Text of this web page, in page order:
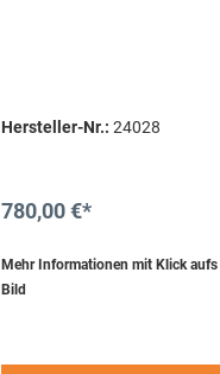
Hersteller-Nr.: 24028
780,00 €*
Mehr Informationen mit Klick aufs
Bild